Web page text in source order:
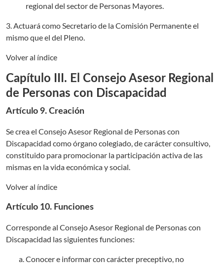
regional del sector de Personas Mayores.
3. Actuará como Secretario de la Comisión Permanente el
mismo que el del Pleno.
Volver al índice
Capítulo III. El Consejo Asesor Regional
de Personas con Discapacidad
Artículo 9. Creación
Se crea el Consejo Asesor Regional de Personas con
Discapacidad como órgano colegiado, de carácter consultivo,
constituido para promocionar la participación activa de las
mismas en la vida económica y social.
Volver al índice
Artículo 10. Funciones
Corresponde al Consejo Asesor Regional de Personas con
Discapacidad las siguientes funciones:
Conocer e informar con carácter preceptivo, no